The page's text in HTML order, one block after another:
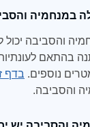
במנחמיה
בהתאם
נוספים. בדף
והסביבה.